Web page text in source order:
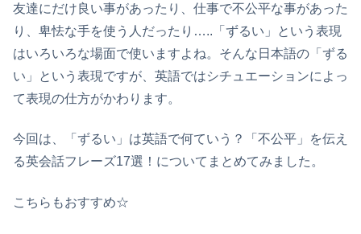
友達にだけ良い事があったり、仕事で不公平な事があった
り、卑怯な手を使う人だったり…..「ずるい」という表現
はいろいろな場面で使いますよね。そんな日本語の「ずる
い」という表現ですが、英語ではシチュエーションによっ
て表現の仕方がかわります。
今回は、「ずるい」は英語で何ていう？「不公平」を伝え
る英会話フレーズ17選！についてまとめてみました。
こちらもおすすめ☆